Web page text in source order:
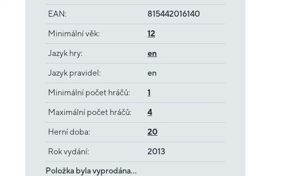
EAN: 815442016140
Minimální věk: 12
Jazyk hry: en
Jazyk pravidel: en
Minimální počet hráčů: 1
Maximální počet hráčů: 4
Herní doba: 20
Rok vydání:
2013
Položka byla vyprodána…